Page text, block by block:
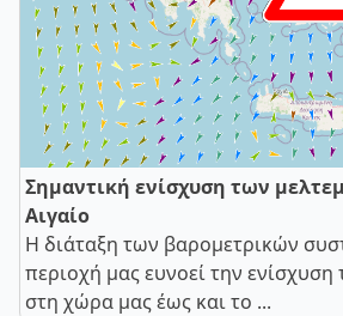
Σημαντική ενίσχυση των
Αιγαίο
Η διάταξη των βαρομετρικών
περιοχή μας ευνοεί την
στη χώρα μας έως και το ...